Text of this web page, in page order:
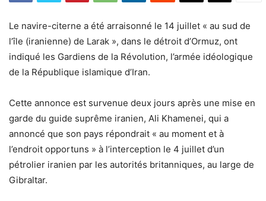
Le navire-citerne a été arraisonné le 14 juillet « au sud de
l’île (iranienne) de Larak », dans le détroit d’Ormuz, ont
indiqué les Gardiens de la Révolution, l’armée idéologique
de la République islamique d’Iran.
Cette annonce est survenue deux jours après une mise en
garde du guide suprême iranien, Ali Khamenei, qui a
annoncé que son pays répondrait « au moment et à
l’endroit opportuns » à l’interception le 4 juillet d’un
pétrolier iranien par les autorités britanniques, au large de
Gibraltar.